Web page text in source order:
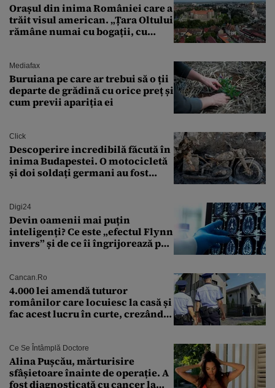
Orașul din inima României care a
trăit visul american. „Țara Oltului
rămâne numai cu bogații, cu
Mediafax
Buruiana pe care ar trebui să o ții
departe de grădină cu orice preț și
cum previi apariția ei
Click
Descoperire incredibilă făcută în
inima Budapestei. O motocicletă
și doi soldați germani au fost
Digi24
Devin oamenii mai puțin
inteligenți? Ce este „efectul Flynn
invers” și de ce îi îngrijorează pe
Cancan.ro
4.000 lei amendă tuturor
românilor care locuiesc la casă și
fac acest lucru în curte, crezând
Ce Se Întâmplă Doctore
Alina Pușcău, mărturisire
sfâșietoare înainte de operație. A
fost diagnosticată cu cancer la